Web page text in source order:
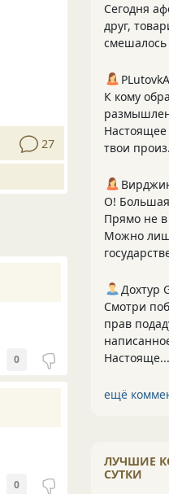
27
0
0
Сегодня
друг,
смешалось
PLutоvkА
К кому
Настоящее
твои
О!
Прямо не в
Можно
Смотри
прав
Настояще...
ещё
ЛУЧШИЕ
СУТКИ